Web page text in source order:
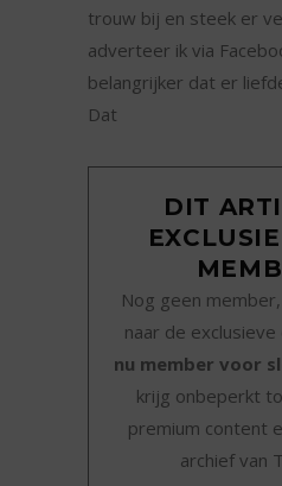
trouw bij en steek er
adverteer ik via
belangrijker dat er
Dat
DIT
Nog geen
naar de exclusieve
nu member voor
krijg onbeperkt
premium content
archief van